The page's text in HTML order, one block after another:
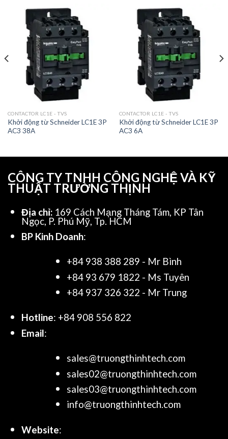
CONTACTOR LC1E - TVS
Khởi động từ Schneider LC1E 3P
AC3 38A
CONTACTOR LC1E - TVS
Khởi động từ Schneider LC1E 3P
AC3 6A
CÔNG TY TNHH CÔNG NGHỆ VÀ KỸ
THUẬT TRƯỜNG THỊNH
Địa chỉ: 169 Cách Mạng Tháng Tám, KP Tân
Ngọc, P. Phú Mỹ, Tp. HCM
BP Kinh Doanh:
+84 938 388 289 - Mr Bình
+84 93 679 1822 - Ms Tuyên
+84 937 326 322 - Mr Trung
Hotline: +84 908 556 822
Email:
sales@truongthinhtech.com
sales02@truongthinhtech.com
sales03@truongthinhtech.com
info@truongthinhtech.com
Website: